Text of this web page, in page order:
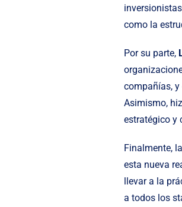
como la
Por su parte,
compañías,
Asimismo,
estratégico y
Finalmente,
esta nueva
llevar a la
a todos los